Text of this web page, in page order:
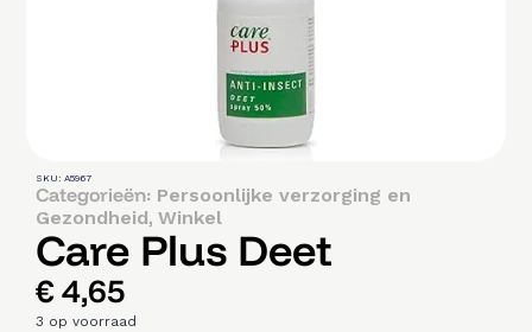
SKU: A5967
Categorieën: Persoonlijke verzorging en
Gezondheid,Winkel
Care Plus Deet
€4,65
3 op voorraad